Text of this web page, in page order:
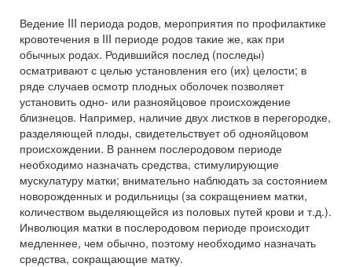
Ведение III периода родов, мероприятия по профилактике
кровотечения в III периоде родов такие же, как при
обычных родах. Родившийся послед (последы)
осматривают с целью установления его (их) целости; в
ряде случаев осмотр плодных оболочек позволяет
установить одно- или разнояйцовое происхождение
близнецов. Например, наличие двух листков в перегородке,
разделяющей плоды, свидетельствует об однояйцовом
происхождении. В раннем послеродовом периоде
необходимо назначать средства, стимулирующие
мускулатуру матки; внимательно наблюдать за состоянием
новорожденных и родильницы (за сокращением матки,
количеством выделяющейся из половых путей крови и т.д.).
Инволюция матки в послеродовом периоде происходит
медленнее, чем обычно, поэтому необходимо назначать
средства, сокращающие матку.